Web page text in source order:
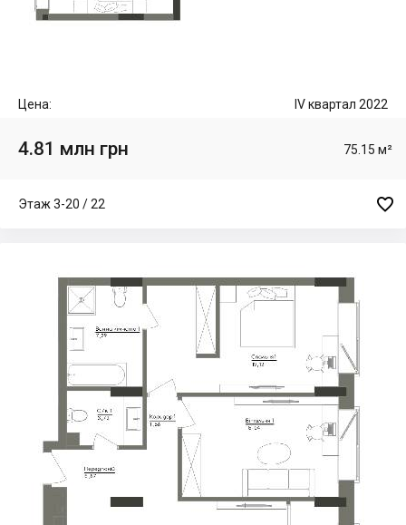
Цена: IV квартал 2022
4.81 млн грн 75.15 м²
Этаж 3-20 / 22 